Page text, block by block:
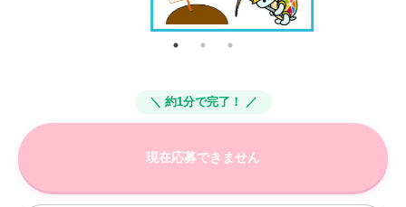
＼ 約1分で完了！ ／
現在応募できません